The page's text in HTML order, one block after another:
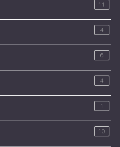
11
4
6
4
1
10